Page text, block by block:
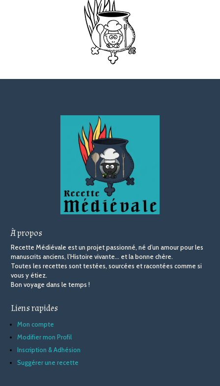
À propos
Recette Médiévale est un projet passionné, né d’un amour pour les
manuscrits anciens, l’Histoire vivante… et la bonne chère.
Toutes les recettes sont testées, sourcées et racontées comme si
vous y étiez.
Bon voyage dans le temps !
Liens rapides
Mon compte
Modifier mon Profil
Inscription & Adhésion
Suggérer une recette